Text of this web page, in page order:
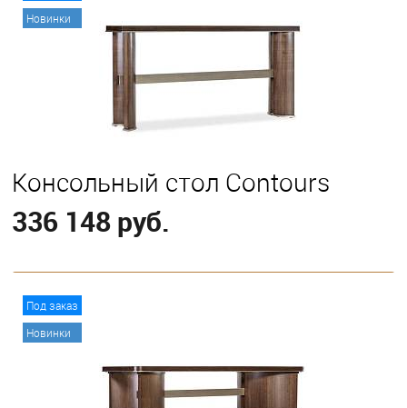
Новинки
Консольный стол Contours
336 148 руб.
Под заказ
Новинки